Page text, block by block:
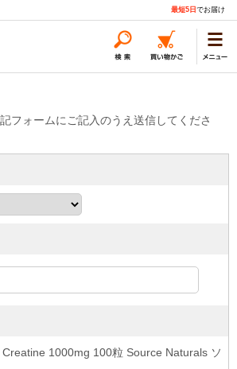
最短5日 でお届け
フォームにご記入のうえ送信してくださ
1000mg 100粒 Source Naturals ソ